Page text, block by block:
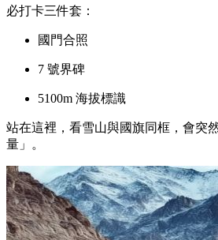
必打卡三件套：
國門合照
7 號界碑
5100m 海拔標識
站在這裡，看雪山與國旗同框，會突
量」。